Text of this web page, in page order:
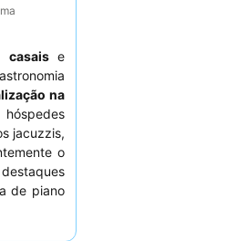
casaise
na
jacuzzis,
o
de piano